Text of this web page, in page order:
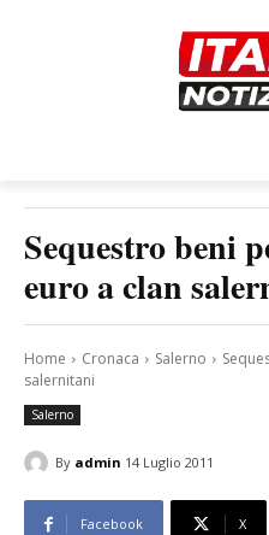
Sequestro beni
euro a clan
Home Cronaca Salerno
salernitani
Salerno
By admin 14 Luglio 2011
Facebook X